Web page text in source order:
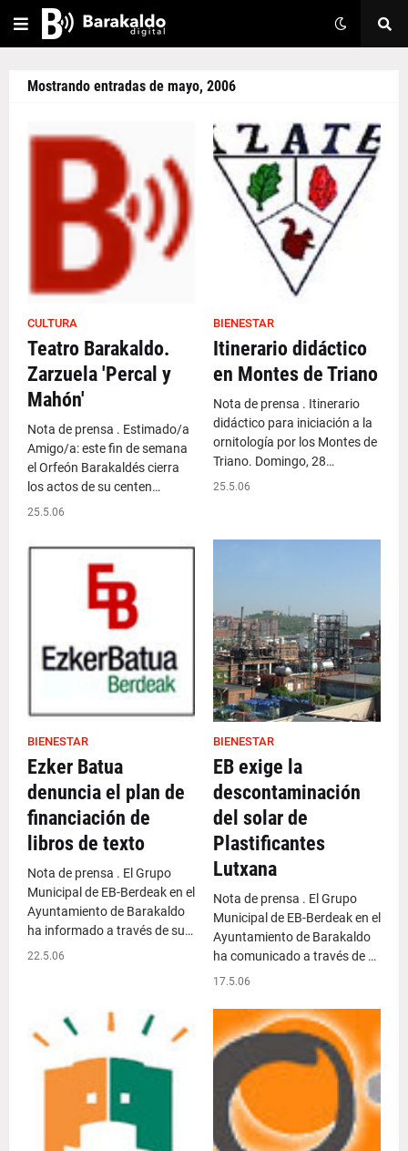
Mostrando entradas de mayo, 2006
CULTURA
Teatro Barakaldo.
Zarzuela 'Percal y
Mahón'
Nota de prensa . Estimado/a
Amigo/a: este fin de semana
el Orfeón Barakaldés cierra
los actos de su centen…
25.5.06
BIENESTAR
Itinerario didáctico
en Montes de Triano
Nota de prensa . Itinerario
didáctico para iniciación a la
ornitología por los Montes de
Triano. Domingo, 28…
25.5.06
BIENESTAR
Ezker Batua
denuncia el plan de
financiación de
libros de texto
Nota de prensa . El Grupo
Municipal de EB-Berdeak en el
Ayuntamiento de Barakaldo
ha informado a través de su…
22.5.06
BIENESTAR
EB exige la
descontaminación
del solar de
Plastificantes
Lutxana
Nota de prensa . El Grupo
Municipal de EB-Berdeak en el
Ayuntamiento de Barakaldo
ha comunicado a través de …
17.5.06